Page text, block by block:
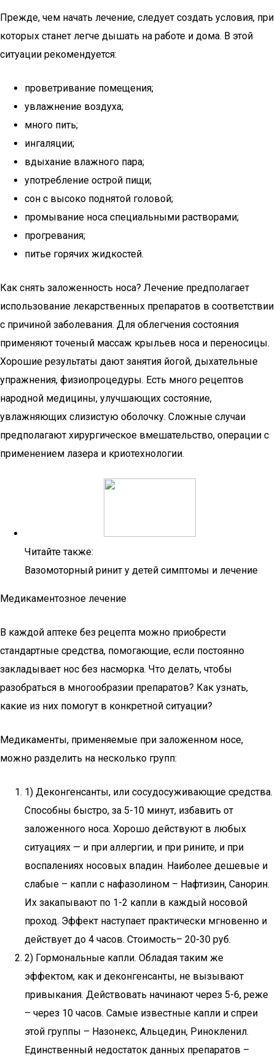
Прежде, чем начать лечение, следует создать условия, при
которых станет легче дышать на работе и дома. В этой
ситуации рекомендуется:
проветривание помещения;
увлажнение воздуха;
много пить;
ингаляции;
вдыхание влажного пара;
употребление острой пищи;
сон с высоко поднятой головой;
промывание носа специальными растворами;
прогревания;
питье горячих жидкостей.
Как снять заложенность носа? Лечение предполагает
использование лекарственных препаратов в соответствии
с причиной заболевания. Для облегчения состояния
применяют точеный массаж крыльев носа и переносицы.
Хорошие результаты дают занятия йогой, дыхательные
упражнения, физиопроцедуры. Есть много рецептов
народной медицины, улучшающих состояние,
увлажняющих слизистую оболочку. Сложные случаи
предполагают хирургическое вмешательство, операции с
применением лазера и криотехнологии.
Читайте также:
Вазомоторный ринит у детей симптомы и лечение
Медикаментозное лечение
В каждой аптеке без рецепта можно приобрести
стандартные средства, помогающие, если постоянно
закладывает нос без насморка. Что делать, чтобы
разобраться в многообразии препаратов? Как узнать,
какие из них помогут в конкретной ситуации?
Медикаменты, применяемые при заложенном носе,
можно разделить на несколько групп:
1) Деконгенсанты, или сосудосуживающие средства.
Способны быстро, за 5-10 минут, избавить от
заложенного носа. Хорошо действуют в любых
ситуациях — и при аллергии, и при рините, и при
воспалениях носовых впадин. Наиболее дешевые и
слабые – капли с нафазолином – Нафтизин, Санорин.
Их закапывают по 1-2 капли в каждый носовой
проход. Эффект наступает практически мгновенно и
действует до 4 часов. Стоимость– 20-30 руб.
2) Гормональные капли. Обладая таким же
эффектом, как и деконгенсанты, не вызывают
привыкания. Действовать начинают через 5-6, реже
– через 10 часов. Самые известные капли и спреи
этой группы – Назонекс, Альцедин, Ринокленил.
Единственный недостаток данных препаратов –